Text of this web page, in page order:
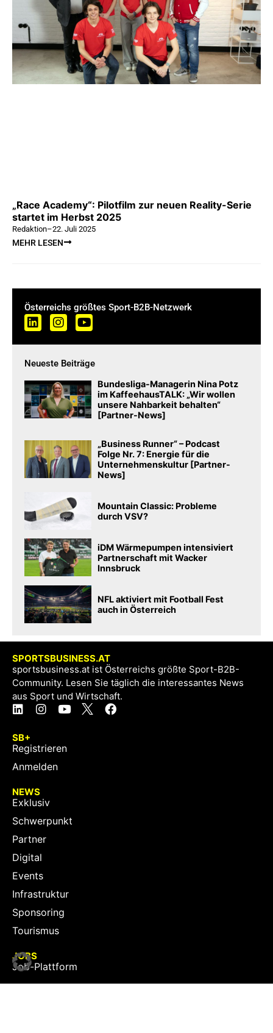
„Race Academy“: Pilotfilm zur neuen Reality-Serie
startet im Herbst 2025
Redaktion–22. Juli 2025
MEHR LESEN
Österreichs größtes Sport-B2B-Netzwerk
Neueste Beiträge
Bundesliga-Managerin Nina Potz
im KaffeehausTALK: „Wir wollen
unsere Nahbarkeit behalten“
[Partner-News]
„Business Runner“ – Podcast
Folge Nr. 7: Energie für die
Unternehmenskultur [Partner-
News]
Mountain Classic: Probleme
durch VSV?
iDM Wärmepumpen intensiviert
Partnerschaft mit Wacker
Innsbruck
NFL aktiviert mit Football Fest
auch in Österreich
SPORTSBUSINESS.AT
sportsbusiness.at ist Österreichs größte Sport-B2B-
Community. Lesen Sie täglich die interessantes News
aus Sport und Wirtschaft.
SB+
Registrieren
Anmelden
NEWS
Exklusiv
Schwerpunkt
Partner
Digital
Events
Infrastruktur
Sponsoring
Tourismus
JOBS
Job-Plattform